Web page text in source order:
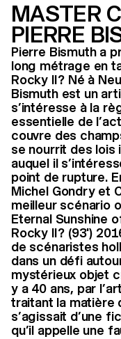
MASTER
PIERRE
Pierre Bismuth a
long métrage en
Rocky II ? Né à
Bismuth est un
s’intéresse à la
essentielle de
couvre des
se nourrit des lois
auquel il
point de rupture.
Michel Gondry et
meilleur scénario
Eternal Sunshine
Rocky II ? (93')
de scénaristes
dans un défi
mystérieux objet
y a 40 ans, par
traitant la matière
s’agissait d’une
qu’il appelle une